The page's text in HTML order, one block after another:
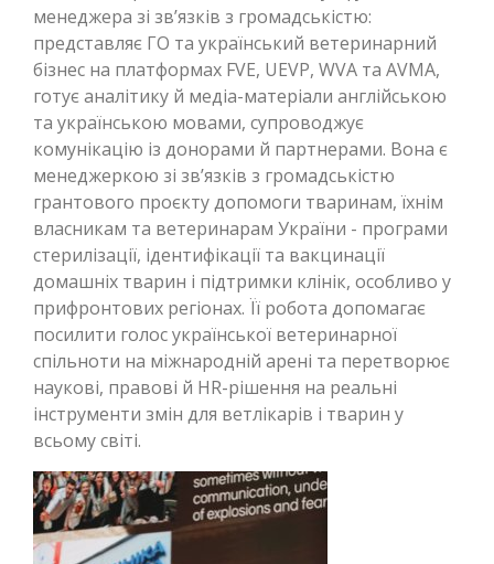
менеджера зі зв’язків з громадськістю:
представляє ГО та український ветеринарний
бізнес на платформах FVE, UEVP, WVA та AVMA,
готує аналітику й медіа-матеріали англійською
та українською мовами, супроводжує
комунікацію із донорами й партнерами. Вона є
менеджеркою зі зв’язків з громадськістю
грантового проєкту допомоги тваринам, їхнім
власникам та ветеринарам України - програми
стерилізації, ідентифікації та вакцинації
домашніх тварин і підтримки клінік, особливо у
прифронтових регіонах. Її робота допомагає
посилити голос української ветеринарної
спільноти на міжнародній арені та перетворює
наукові, правові й HR-рішення на реальні
інструменти змін для ветлікарів і тварин у
всьому світі.